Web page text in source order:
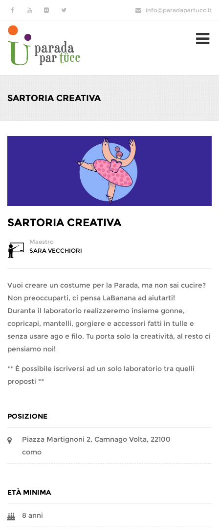
Salta al contenuto principale info@paradapartucc.it
SARTORIA CREATIVA
SARTORIA CREATIVA
Maestro
SARA VECCHIORI
Vuoi creare un costume per la Parada, ma non sai cucire?
Non preoccuparti, ci pensa LaBanana ad aiutarti!
Durante il laboratorio realizzeremo insieme gonne,
copricapi, mantelli, gorgiere e accessori fatti in tulle e
senza usare ago e filo. Tu porta solo la creatività, al resto ci
pensiamo noi!
** È possibile iscriversi ad un solo laboratorio tra quelli
proposti **
POSIZIONE
Piazza Martignoni 2, Camnago Volta, 22100
como
ETÀ MINIMA
8 anni